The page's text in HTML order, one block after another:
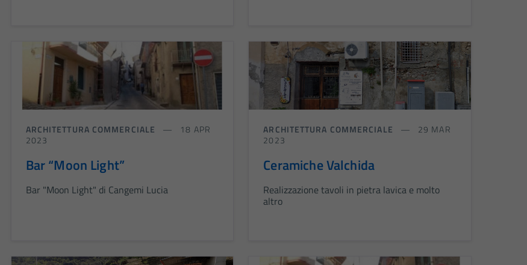
ARCHITETTURA COMMERCIALE
18 APR
2023
Bar “Moon Light”
Bar "Moon Light" di Cangemi Lucia
ARCHITETTURA COMMERCIALE
29 MAR
2023
Ceramiche Valchida
Realizzazione tavoli in pietra lavica e molto
altro